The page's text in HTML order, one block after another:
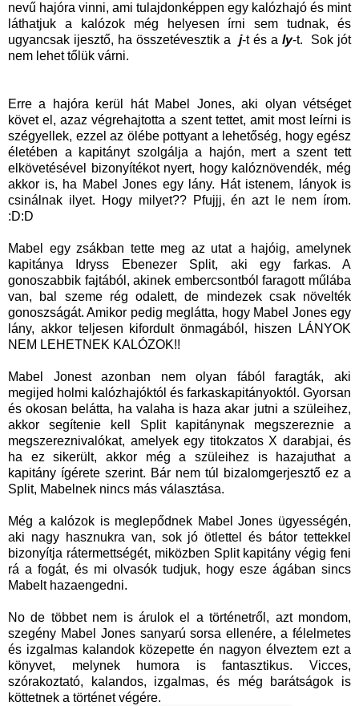
nevű hajóra vinni, ami tulajdonképpen egy kalózhajó és mint
láthatjuk a kalózok még helyesen írni sem tudnak, és
ugyancsak ijesztő, ha összetévesztik a j-t és a ly-t. Sok jót
nem lehet tőlük várni.
Erre a hajóra kerül hát Mabel Jones, aki olyan vétséget
követ el, azaz végrehajtotta a szent tettet, amit most leírni is
szégyellek, ezzel az ölébe pottyant a lehetőség, hogy egész
életében a kapitányt szolgálja a hajón, mert a szent tett
elkövetésével bizonyítékot nyert, hogy kalóznövendék, még
akkor is, ha Mabel Jones egy lány. Hát istenem, lányok is
csinálnak ilyet. Hogy milyet?? Pfujjj, én azt le nem írom.
:D:D
Mabel egy zsákban tette meg az utat a hajóig, amelynek
kapitánya Idryss Ebenezer Split, aki egy farkas. A
gonoszabbik fajtából, akinek embercsontból faragott műlába
van, bal szeme rég odalett, de mindezek csak növelték
gonoszságát. Amikor pedig meglátta, hogy Mabel Jones egy
lány, akkor teljesen kifordult önmagából, hiszen LÁNYOK
NEM LEHETNEK KALÓZOK!!
Mabel Jonest azonban nem olyan fából faragták, aki
megijed holmi kalózhajóktól és farkaskapitányoktól. Gyorsan
és okosan belátta, ha valaha is haza akar jutni a szüleihez,
akkor segítenie kell Split kapitánynak megszereznie a
megszereznivalókat, amelyek egy titokzatos X darabjai, és
ha ez sikerült, akkor még a szüleihez is hazajuthat a
kapitány ígérete szerint. Bár nem túl bizalomgerjesztő ez a
Split, Mabelnek nincs más választása.
Még a kalózok is meglepődnek Mabel Jones ügyességén,
aki nagy hasznukra van, sok jó ötlettel és bátor tettekkel
bizonyítja rátermettségét, miközben Split kapitány végig feni
rá a fogát, és mi olvasók tudjuk, hogy esze ágában sincs
Mabelt hazaengedni.
No de többet nem is árulok el a történetről, azt mondom,
szegény Mabel Jones sanyarú sorsa ellenére, a félelmetes
és izgalmas kalandok közepette én nagyon élveztem ezt a
könyvet, melynek humora is fantasztikus. Vicces,
szórakoztató, kalandos, izgalmas, és még barátságok is
köttetnek a történet végére.